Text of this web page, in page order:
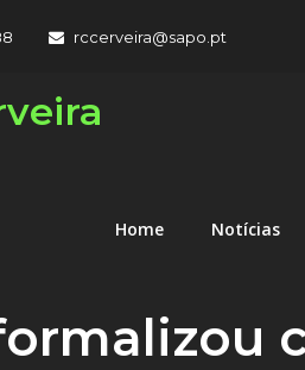
rccerveira@sapo.pt
Home Notícias